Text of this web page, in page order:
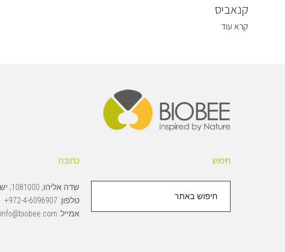
קנאביס
קרא עוד
כתובת
שדה אליהו, 1081000, ישראל
טלפון: 972-4-6096907+
אמייל: info@biobee.com
חיפוש
באתר